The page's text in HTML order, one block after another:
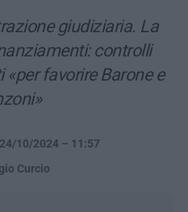
giudiziaria. La
controlli
favorire Barone e
10/2024 – 11:57
Curcio